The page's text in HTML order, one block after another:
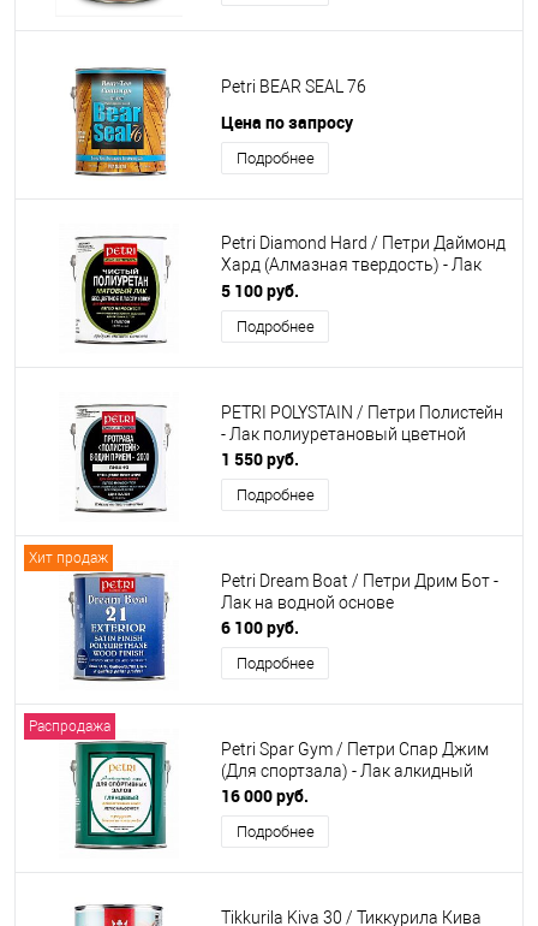
Petri BEAR SEAL 76
Цена по запросу
Подробнее
Petri Diamond Hard / Петри Даймонд
Хард (Алмазная твердость) - Лак
полиуретановый матовый
5 100 руб.
Подробнее
PETRI POLYSTAIN / Петри Полистейн
- Лак полиуретановый цветной
1 550 руб.
Подробнее
Хит продаж
Petri Dream Boat / Петри Дрим Бот -
Лак на водной основе
6 100 руб.
Подробнее
Распродажа
Petri Spar Gym / Петри Спар Джим
(Для спортзала) - Лак алкидный
16 000 руб.
Подробнее
Tikkurila Kiva 30 / Тиккурила Кива